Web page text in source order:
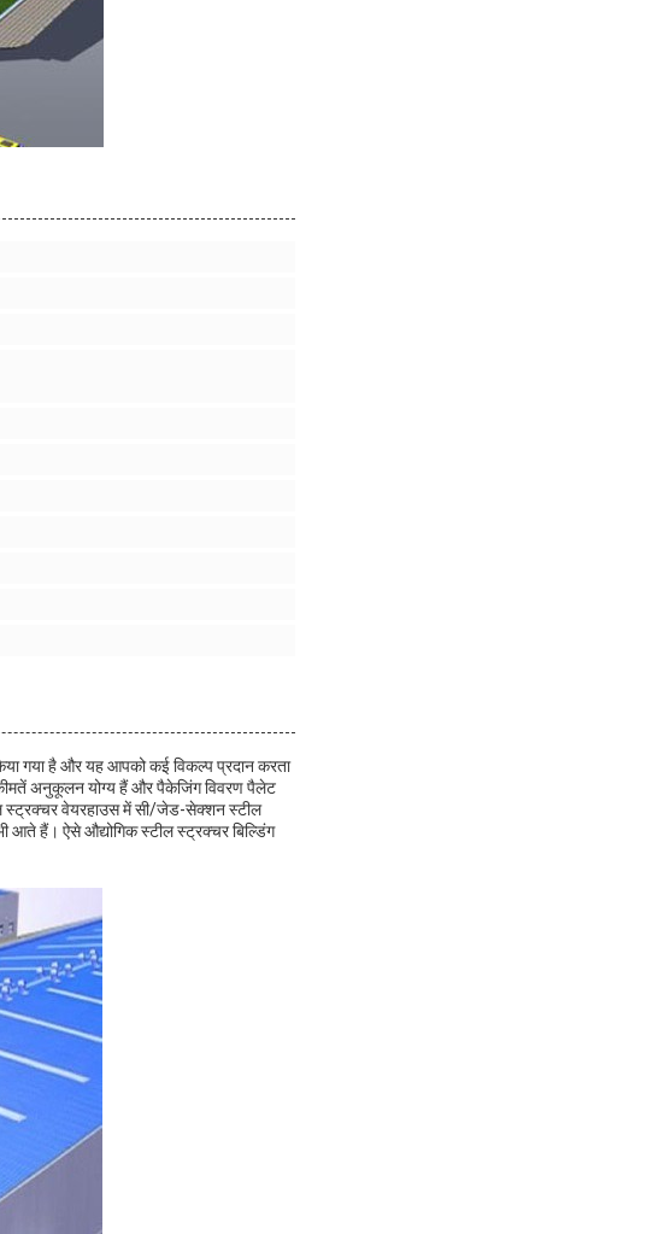
गया है और यह आपको कई विकल्प प्रदान करता
कीमतें अनुकूलन योग्य हैं और पैकेजिंग विवरण पैलेट
स्ट्रक्चर वेयरहाउस में सी/जेड-सेक्शन स्टील
आते हैं। ऐसे औद्योगिक स्टील स्ट्रक्चर बिल्डिंग